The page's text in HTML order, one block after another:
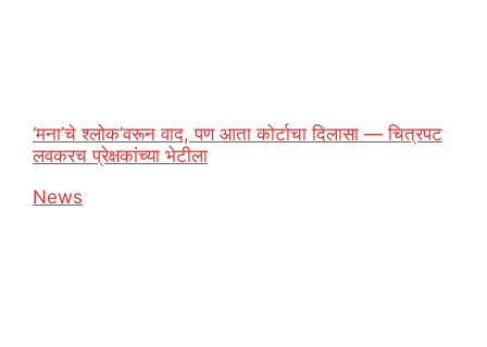
‘मना’चे श्लोक’वरून वाद, पण आता कोर्टाचा दिलासा — चित्रपट
लवकरच प्रेक्षकांच्या भेटीला
In relation to
News